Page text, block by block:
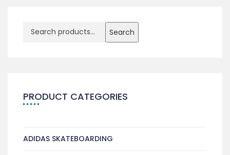
Search
PRODUCT CATEGORIES
ADIDAS SKATEBOARDING